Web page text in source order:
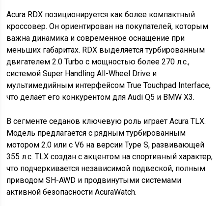
Acura RDX позиционируется как более компактный
кроссовер. Он ориентирован на покупателей, которым
важна динамика и современное оснащение при
меньших габаритах. RDX выделяется турбированным
двигателем 2.0 Turbo с мощностью более 270 л.с.,
системой Super Handling All-Wheel Drive и
мультимедийным интерфейсом True Touchpad Interface,
что делает его конкурентом для Audi Q5 и BMW X3.
В сегменте седанов ключевую роль играет Acura TLX.
Модель предлагается с рядным турбированным
мотором 2.0 или с V6 на версии Type S, развивающей
355 л.с. TLX создан с акцентом на спортивный характер,
что подчеркивается независимой подвеской, полным
приводом SH-AWD и продвинутыми системами
активной безопасности AcuraWatch.